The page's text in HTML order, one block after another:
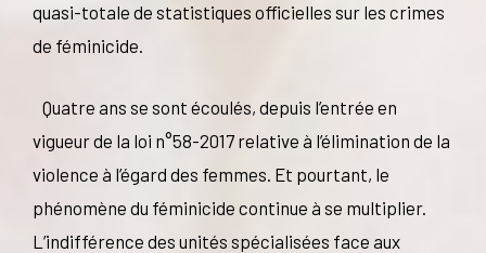
quasi-totale de statistiques officielles sur les crimes
de féminicide.
Quatre ans se sont écoulés, depuis l’entrée en
vigueur de la loi n°58-2017 relative à l’élimination de la
violence à l’égard des femmes. Et pourtant, le
phénomène du féminicide continue à se multiplier.
L’indifférence des unités spécialisées face aux